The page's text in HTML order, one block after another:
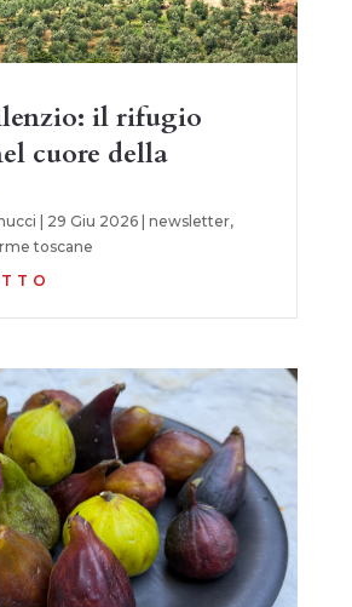
il rifugio
cuore della
29 Giu 2026| newsletter,
toscane